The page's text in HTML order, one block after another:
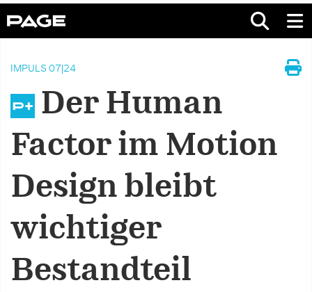
IMPULS 07|24
Der Human
Factor im Motion
Design bleibt
wichtiger
Bestandteil